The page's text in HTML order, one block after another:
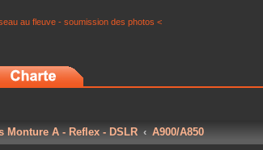
au fleuve - soumission des photos <
Monture A - Reflex - DSLR A900/A850